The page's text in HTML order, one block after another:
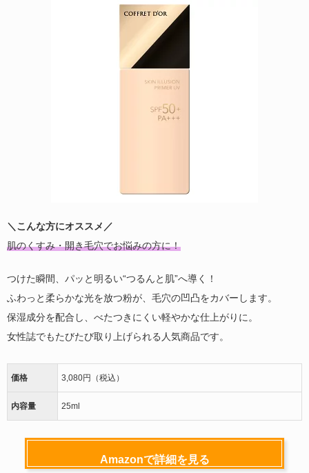
＼こんな方にオススメ／
肌のくすみ・開き毛穴でお悩みの方に！
つけた瞬間、パッと明るい“つるんと肌”へ導く！
ふわっと柔らかな光を放つ粉が、毛穴の凹凸をカバーします。
保湿成分を配合し、べたつきにくい軽やかな仕上がりに。
女性誌でもたびたび取り上げられる人気商品です。
価格 3,080円（税込）
内容量 25ml
Amazonで詳細を見る